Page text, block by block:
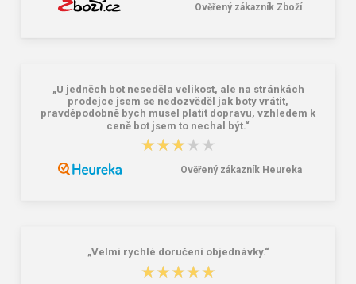
Ověřený zákazník Zboží
„U jedněch bot neseděla velikost, ale na stránkách
prodejce jsem se nedozvěděl jak boty vrátit,
pravděpodobně bych musel platit dopravu, vzhledem k
ceně bot jsem to nechal být.“
★★★★★
★★★★★
Ověřený zákazník Heureka
„Velmi rychlé doručení objednávky.“
★★★★★
★★★★★